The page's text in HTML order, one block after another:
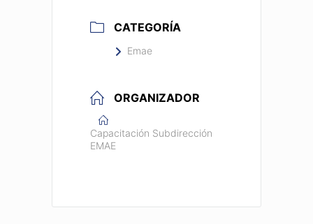
CATEGORÍA
Emae
ORGANIZADOR
Capacitación Subdirección
EMAE